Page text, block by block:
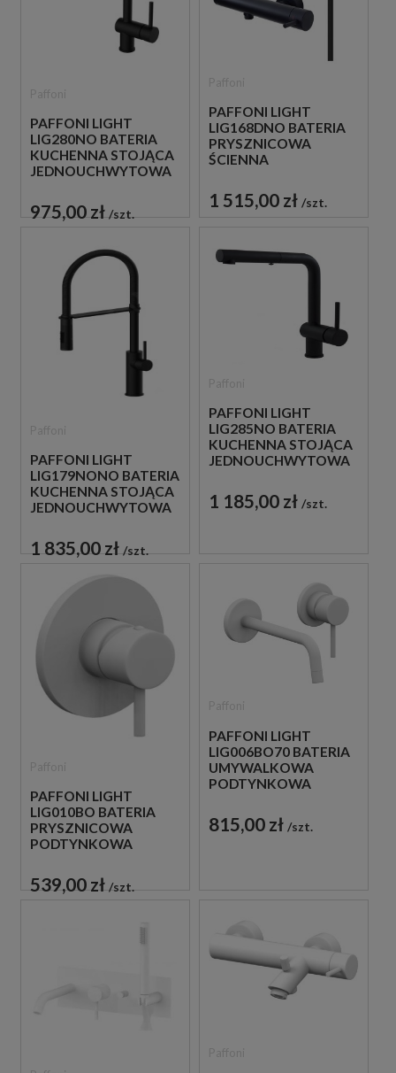
PAFFONI LIGHT
LIG280NO BATERIA
KUCHENNA STOJĄCA
JEDNOUCHWYTOWA
975,00 zł szt.
PAFFONI LIGHT
LIG168DNO BATERIA
PRYSZNICOWA
ŚCIENNA
CZARNA
1 515,00 zł szt.
PAFFONI LIGHT
LIG179NONO BATERIA
KUCHENNA STOJĄCA
JEDNOUCHWYTOWA
1 835,00 zł szt.
PAFFONI LIGHT
LIG285NO BATERIA
KUCHENNA STOJĄCA
JEDNOUCHWYTOWA
1 185,00 zł szt.
PAFFONI LIGHT
LIG010BO BATERIA
PRYSZNICOWA
PODTYNKOWA
BIAŁA
539,00 zł szt.
PAFFONI LIGHT
LIG006BO70 BATERIA
UMYWALKOWA
PODTYNKOWA
BIAŁA
815,00 zł szt.